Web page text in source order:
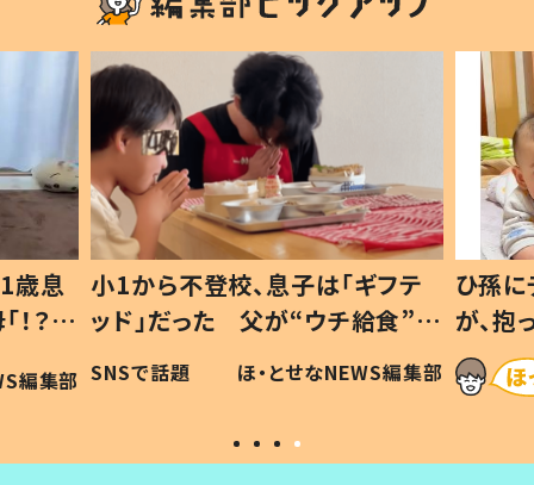
歳息
？」
編集部
小1から不登校、息子は「ギフテ
ッド」だった 父が“ウチ給食”を
作り続ける理由とは #令和の親
#令和の子
SNSで話題 ほ・とせなNEWS編集部
ひ孫
が、
「涙が
い」